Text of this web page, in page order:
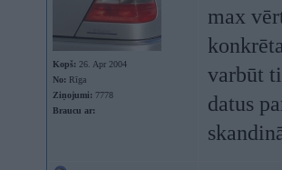
Kopš: 26. Apr 2004
No: Rīga
Ziņojumi: 7778
Braucu ar:
max
varbūt
datus